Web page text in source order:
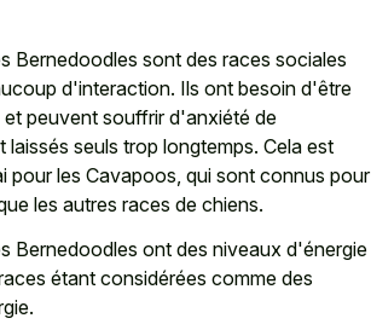
Bernedoodles sont des races sociales
d'interaction. Ils ont besoin d'être
et peuvent souffrir d'anxiété de
laissés seuls trop longtemps. Cela est
pour les Cavapoos, qui sont connus pour
les autres races de chiens.
Bernedoodles ont des niveaux d'énergie
étant considérées comme des